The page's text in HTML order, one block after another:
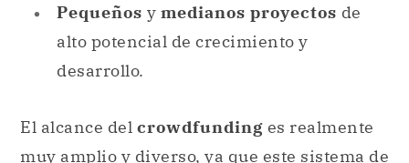
Pequeños y medianos proyectos de
alto potencial de crecimiento y
desarrollo.
El alcance del crowdfunding es realmente
muy amplio y diverso, ya que este sistema de